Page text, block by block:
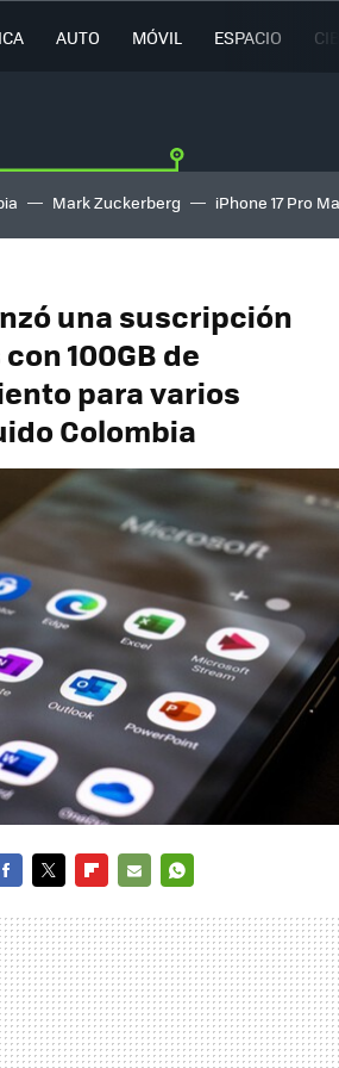
AUTO MÓVIL ESPACIO
Mark Zuckerberg iPhone 17 Pro
una suscripción
100GB de
para varios
Colombia
MAIL